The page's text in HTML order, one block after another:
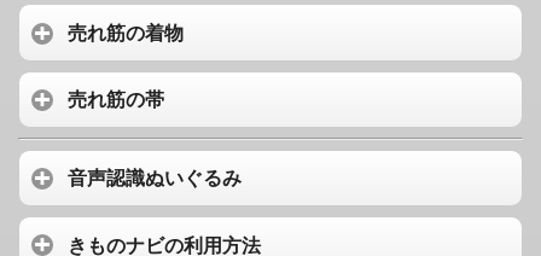
売れ筋の着物
売れ筋の帯
音声認識ぬいぐるみ
きものナビの利用方法